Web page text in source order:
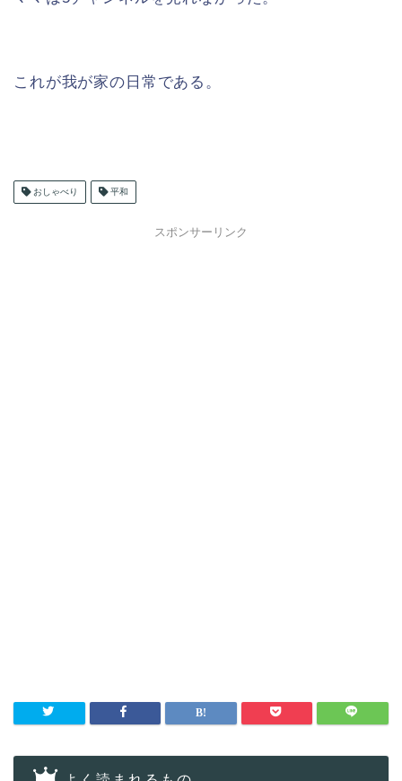
これが我が家の日常である。
おしゃべり 平和
スポンサーリンク